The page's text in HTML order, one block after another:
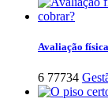
Avaliação
6 77734